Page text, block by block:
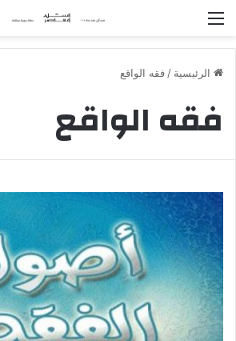
الرئيسية / فقه الواقع
فقه الواقع